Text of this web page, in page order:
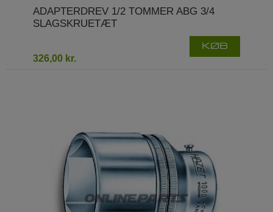
ADAPTERDREV 1/2 TOMMER ABG 3/4
SLAGSKRUETÆT
326,00 kr.
KØB